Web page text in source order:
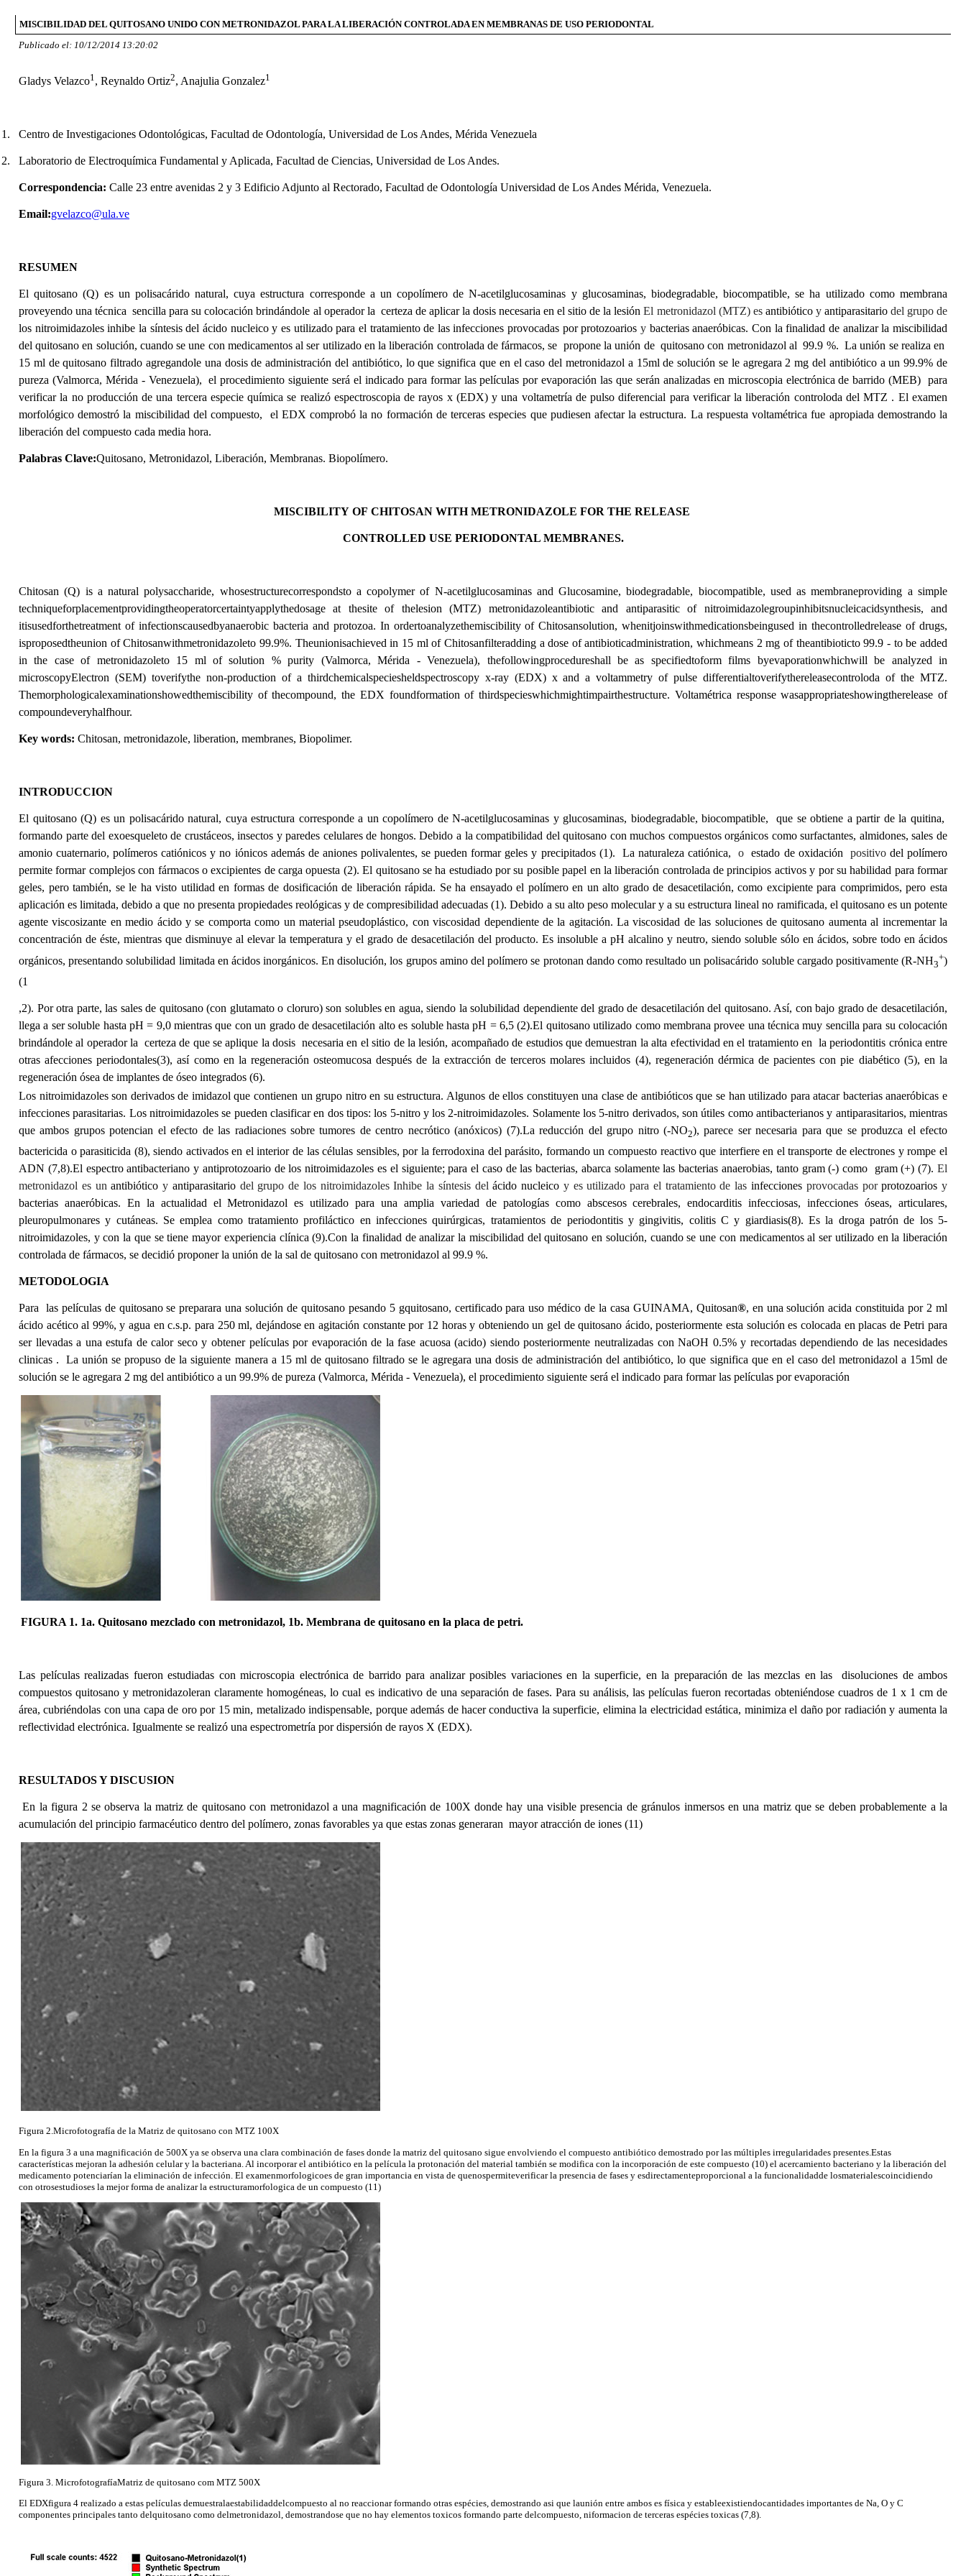
MISCIBILIDAD DEL QUITOSANO UNIDO CON METRONIDAZOL PARA LA LIBERACIÓN CONTROLADA EN MEMBRANAS DE USO PERIODONTAL
Publicado el: 10/12/2014 13:20:02
Gladys Velazco1, Reynaldo Ortiz2, Anajulia Gonzalez1
1. Centro de Investigaciones Odontológicas, Facultad de Odontología, Universidad de Los Andes, Mérida Venezuela
2. Laboratorio de Electroquímica Fundamental y Aplicada, Facultad de Ciencias, Universidad de Los Andes.
Correspondencia: Calle 23 entre avenidas 2 y 3 Edificio Adjunto al Rectorado, Facultad de Odontología Universidad de Los Andes Mérida, Venezuela.
Email:gvelazco@ula.ve
RESUMEN
El quitosano (Q) es un polisacárido natural, cuya estructura corresponde a un copolímero de N-acetilglucosaminas y glucosaminas, biodegradable, biocompatible, se ha utilizado como membrana
proveyendo una técnica sencilla para su colocación brindándole al operador la certeza de aplicar la dosis necesaria en el sitio de la lesiónEl metronidazol (MTZ) es antibiótico y antiparasitario del grupo de
los nitroimidazoles inhibe la síntesis del ácido nucleico y es utilizado para el tratamiento de las infecciones provocadas por protozoariosy bacterias anaeróbicas. Con la finalidad de analizar la miscibilidad
del quitosano en solución, cuando se une con medicamentos al ser utilizado en la liberación controlada de fármacos,se propone la unión de quitosano con metronidazol al 99.9 %. La unión se realiza en
15 ml de quitosano filtrado agregandole una dosis de administración del antibiótico, lo que significa que en el caso del metronidazol a 15ml de solución se le agregara 2 mg del antibiótico a un 99.9% de
pureza (Valmorca, Mérida - Venezuela), el procedimiento siguiente será el indicado para formar las películas por evaporación las que serán analizadas en microscopia electrónica de barrido (MEB) para
verificar la no producción de una tercera especie química se realizó espectroscopia de rayos x (EDX) y una voltametría de pulso diferencial para verificar la liberación controloda del MTZ . El examen
morfológico demostró la miscibilidad del compuesto, el EDX comprobó la no formación de terceras especies que pudiesen afectar la estructura. La respuesta voltamétrica fue apropiada demostrando la
liberación del compuesto cada media hora.
Palabras Clave:Quitosano, Metronidazol, Liberación, Membranas. Biopolímero.
MISCIBILITY OF CHITOSAN WITH METRONIDAZOLE FOR THE RELEASE
CONTROLLED USE PERIODONTAL MEMBRANES.
Chitosan (Q) is a natural polysaccharide, whosestructurecorrespondsto a copolymer of N-acetilglucosaminas and Glucosamine, biodegradable, biocompatible, used as membraneproviding a simple
techniqueforplacementprovidingtheoperatorcertaintyapplythedosage at thesite of thelesion (MTZ) metronidazoleantibiotic and antiparasitic of nitroimidazolegroupinhibitsnucleicacidsynthesis, and
itisusedforthetreatment of infectionscausedbyanaerobic bacteria and protozoa. In ordertoanalyzethemiscibility of Chitosansolution, whenitjoinswithmedicationsbeingused in thecontrolledrelease of drugs,
isproposedtheunion of Chitosanwithmetronidazoleto 99.9%. Theunionisachieved in 15 ml of Chitosanfilteradding a dose of antibioticadministration, whichmeans 2 mg of theantibioticto 99.9 - to be added
in the case of metronidazoleto 15 ml of solution % purity (Valmorca, Mérida - Venezuela), thefollowingprocedureshall be as specifiedtoform films byevaporationwhichwill be analyzed in
microscopyElectron (SEM) toverifythe non-production of a thirdchemicalspeciesheldspectroscopy x-ray (EDX) x and a voltammetry of pulse differentialtoverifythereleasecontroloda of the MTZ.
Themorphologicalexaminationshowedthemiscibility of thecompound, the EDX foundformation of thirdspecieswhichmightimpairthestructure. Voltamétrica response wasappropriateshowingtherelease of
compoundeveryhalfhour.
Key words: Chitosan, metronidazole, liberation, membranes, Biopolimer.
INTRODUCCION
El quitosano (Q) es un polisacárido natural, cuya estructura corresponde a un copolímero de N-acetilglucosaminas y glucosaminas, biodegradable, biocompatible, que se obtiene a partir de la quitina,
formando parte del exoesqueleto de crustáceos, insectos y paredes celulares de hongos. Debido a la compatibilidad del quitosano con muchos compuestos orgánicos como surfactantes, almidones, sales de
amonio cuaternario, polímeros catiónicos y no iónicos además de aniones polivalentes, se pueden formar geles y precipitados (1). La naturaleza catiónica,
oestado de oxidación positivo del polímero
permite formar complejos con fármacos o excipientes de carga opuesta (2). El quitosano se ha estudiado por su posible papel en la liberación controlada de principios activos y por su habilidad para formar
geles, pero también, se le ha visto utilidad en formas de dosificación de liberación rápida. Se ha ensayado el polímero en un alto grado de desacetilación, como excipiente para comprimidos, pero esta
aplicación es limitada, debido a que no presenta propiedades reológicas y de compresibilidad adecuadas (1). Debido a su alto peso molecular y a su estructura lineal no ramificada, el quitosano es un potente
agente viscosizante en medio ácido y se comporta como un material pseudoplástico, con viscosidad dependiente de la agitación. La viscosidad de las soluciones de quitosano aumenta al incrementar la
concentración de éste, mientras que disminuye al elevar la temperatura y el grado de desacetilación del producto. Es insoluble a pH alcalino y neutro, siendo soluble sólo en ácidos, sobre todo en ácidos
orgánicos, presentando solubilidad limitada en ácidos inorgánicos. En disolución, los grupos amino del polímero se protonan dando como resultado un polisacárido soluble cargado positivamente (R-NH3
+)
(1
,2). Por otra parte, las sales de quitosano (con glutamato o cloruro) son solubles en agua, siendo la solubilidad dependiente del grado de desacetilación del quitosano. Así, con bajo grado de desacetilación,
llega a ser soluble hasta pH = 9,0 mientras que con un grado de desacetilación alto es soluble hasta pH = 6,5 (2).El quitosano utilizado como membrana provee una técnica muy sencilla para su colocación
brindándole al operador la certeza de que se aplique la dosis necesaria en el sitio de la lesión, acompañado de estudios que demuestran la alta efectividad en el tratamiento en la periodontitis crónica entre
otras afecciones periodontales(3), así como en la regeneración osteomucosa después de la extracción de terceros molares incluidos (4), regeneración dérmica de pacientes con pie diabético (5), en la
regeneración ósea de implantes de óseo integrados (6).
Los nitroimidazoles son derivados de imidazol que contienen un grupo nitro en su estructura. Algunos de ellos constituyen una clase de antibióticos que se han utilizado para atacar bacterias anaeróbicas e
infecciones parasitarias. Los nitroimidazoles se pueden clasificar en dos tipos: los 5-nitro y los 2-nitroimidazoles. Solamente los 5-nitro derivados, son útiles como antibacterianos y antiparasitarios, mientras
que ambos grupos potencian el efecto de las radiaciones sobre tumores de centro necrótico (anóxicos) (7).La reducción del grupo nitro (-NO2), parece ser necesaria para que se produzca el efecto
bactericida o parasiticida (8), siendo activados en el interior de las células sensibles, por la ferrodoxina del parásito, formando un compuesto reactivo que interfiere en el transporte de electrones y rompe el
ADN (7,8).El espectro antibacteriano y antiprotozoario de los nitroimidazoles es el siguiente; para el caso de las bacterias, abarca solamente las bacterias anaerobias, tanto gram (-) como gram (+)(7).El
metronidazol es unantibiótico y antiparasitario del grupo de los nitroimidazoles Inhibe la síntesis delácido nucleico y es utilizado para el tratamiento de lasinfecciones provocadas porprotozoarios y
bacterias anaeróbicas. En la actualidad el Metronidazol es utilizado para una amplia variedad de patologías como abscesos cerebrales, endocarditis infecciosas, infecciones óseas, articulares,
pleuropulmonares y cutáneas. Se emplea como tratamiento profiláctico en infecciones quirúrgicas, tratamientos de periodontitis y gingivitis, colitis C y giardiasis(8). Es la droga patrón de los 5-
nitroimidazoles, y con la que se tiene mayor experiencia clínica (9).Con la finalidad de analizar la miscibilidad del quitosano en solución, cuando se une con medicamentos al ser utilizado en la liberación
controlada de fármacos, se decidió proponer la unión de la sal de quitosano con metronidazol al 99.9 %.
METODOLOGIA
Para las películas de quitosano se preparara una solución de quitosano pesando 5 gquitosano, certificado para uso médico de la casa GUINAMA, Quitosan®, en una solución acida constituida por 2 ml
ácido acético al 99%, y agua en c.s.p. para 250 ml, dejándose en agitación constante por 12 horas y obteniendo un gel de quitosano ácido, posteriormente esta solución es colocada en placas de Petri para
ser llevadas a una estufa de calor seco y obtener películas por evaporación de la fase acuosa (acido) siendo posteriormente neutralizadas con NaOH 0.5% y recortadas dependiendo de las necesidades
clinicas . La unión se propuso de la siguiente manera a 15 ml de quitosano filtrado se le agregara una dosis de administración del antibiótico, lo que significa que en el caso del metronidazol a 15ml de
solución se le agregara 2 mg del antibiótico a un 99.9% de pureza (Valmorca, Mérida - Venezuela), el procedimiento siguiente será el indicado para formar las películas por evaporación
FIGURA 1. 1a. Quitosano mezclado con metronidazol, 1b. Membrana de quitosano en la placa de petri.
Las películas realizadas fueron estudiadas con microscopia electrónica de barrido para analizar posibles variaciones en la superficie, en la preparación de las mezclas en las disoluciones de ambos
compuestos quitosano y metronidazoleran claramente homogéneas, lo cual es indicativo de una separación de fases. Para su análisis, las películas fueron recortadas obteniéndose cuadros de 1 x 1 cm de
área, cubriéndolas con una capa de oro por 15 min, metalizado indispensable, porque además de hacer conductiva la superficie, elimina la electricidad estática, minimiza el daño por radiación y aumenta la
reflectividad electrónica. Igualmente se realizó una espectrometría por dispersión de rayos X (EDX).
RESULTADOS Y DISCUSION
En la figura 2 se observa la matriz de quitosano con metronidazol a una magnificación de 100X donde hay una visible presencia de gránulos inmersos en una matriz que se deben probablemente a la
acumulación del principio farmacéutico dentro del polímero, zonas favorables ya que estas zonas generaran mayor atracción de iones (11)
Figura 2.Microfotografía de la Matriz de quitosano con MTZ 100X
En la figura 3 a una magnificación de 500X ya se observa una clara combinación de fases donde la matriz del quitosano sigue envolviendo el compuesto antibiótico demostrado por las múltiples irregularidades presentes.Estas
características mejoran la adhesión celular y la bacteriana. Al incorporar el antibiótico en la película la protonación del material también se modifica con la incorporación de este compuesto (10) el acercamiento bacteriano y la liberación del
medicamento potenciarían la eliminación de infección. El examenmorfologicoes de gran importancia en vista de quenospermiteverificar la presencia de fases y esdirectamenteproporcional a la funcionalidadde losmaterialescoincidiendo
con otrosestudioses la mejor forma de analizar la estructuramorfologica de un compuesto (11)
Figura 3. MicrofotografíaMatriz de quitosano com MTZ 500X
El EDXfigura 4 realizado a estas películas demuestralaestabilidaddelcompuesto al no reaccionar formando otras espécies, demostrando asi que launión entre ambos es física y estableexistiendocantidades importantes de Na, O y C
componentes principales tanto delquitosano como delmetronidazol, demostrandose que no hay elementos toxicos formando parte delcompuesto, niformacion de terceras espécies toxicas (7,8).